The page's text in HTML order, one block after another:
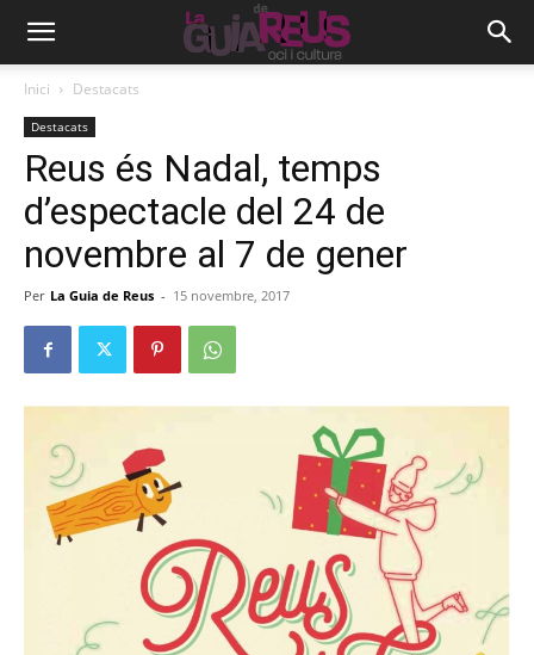
Inici Destacats
Destacats
Reus és Nadal, temps
d’espectacle del 24 de
novembre al 7 de gener
Per La Guia de Reus - 15 novembre, 2017